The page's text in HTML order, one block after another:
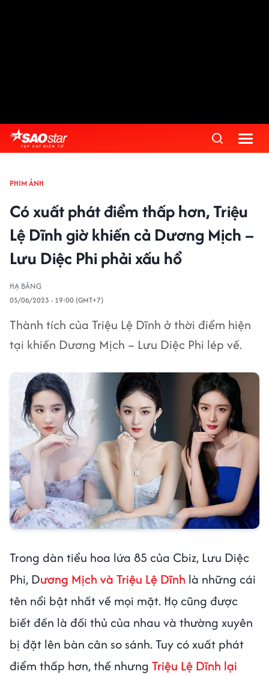
PHIM ẢNH
Có xuất phát điểm thấp hơn, Triệu
Lệ Dĩnh giờ khiến cả Dương Mịch –
Lưu Diệc Phi phải xấu hổ
HẠ BĂNG
05/06/2023 - 19:00 (GMT+7)
Thành tích của Triệu Lệ Dĩnh ở thời điểm hiện
tại khiến Dương Mịch – Lưu Diệc Phi lép vế.
Trong dàn tiểu hoa lứa 85 của Cbiz, Lưu Diệc
Phi, Dương Mịch và Triệu Lệ Dĩnh là những cái
tên nổi bật nhất về mọi mặt. Họ cũng được
biết đến là đối thủ của nhau và thường xuyên
bị đặt lên bàn cân so sánh. Tuy có xuất phát
điểm thấp hơn, thế nhưng Triệu Lệ Dĩnh lại